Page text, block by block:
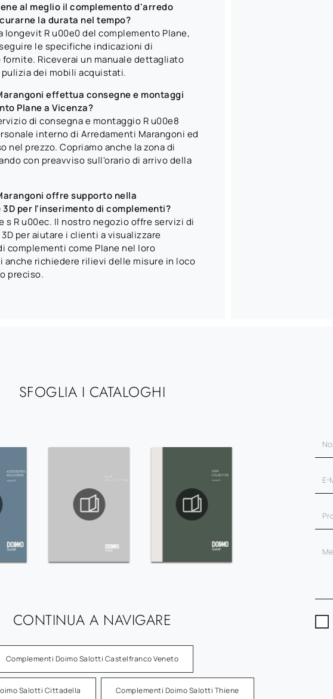
al meglio il complemento d'arredo
la durata nel tempo?
longevit R u00e0 del complemento Plane,
le specifiche indicazioni di
Riceverai un manuale dettagliato
pulizia dei mobili acquistati.
effettua consegne e montaggi
Plane a Vicenza?
di consegna e montaggio R u00e8
interno di Arredamenti Marangoni ed
nel prezzo. Copriamo anche la zona di
con preavviso sull'orario di arrivo della
offre supporto nella
per l'inserimento di complementi?
s R u00ec. Il nostro negozio offre servizi di
per aiutare i clienti a visualizzare
complementi come Plane nel loro
anche richiedere rilievi delle misure in loco
preciso.
SFOGLIA I CATALOGHI
CONTINUA A NAVIGARE
Complementi Doimo Salotti Castelfranco Veneto
Salotti Cittadella Complementi Doimo Salotti Thiene